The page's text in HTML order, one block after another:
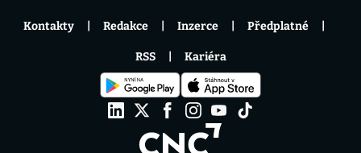
Kontakty Redakce Inzerce Předplatné
RSS Kariéra